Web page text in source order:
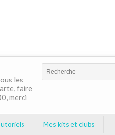
les
faire
merci
Mes kits et clubs